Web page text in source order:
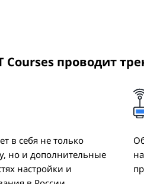
Courses проводит
в себя не только
но и дополнительные
настройки и